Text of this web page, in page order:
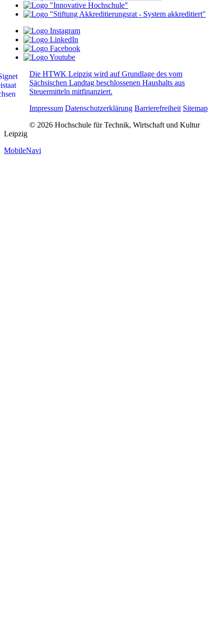
Die HTWK Leipzig wird auf Grundlage des vom
Sächsischen Landtag beschlossenen Haushalts aus
Steuermitteln mitfinanziert.
Impressum Datenschutzerklärung Barrierefreiheit Sitemap
© 2026 Hochschule für Technik, Wirtschaft und Kultur
Leipzig
MobileNavi